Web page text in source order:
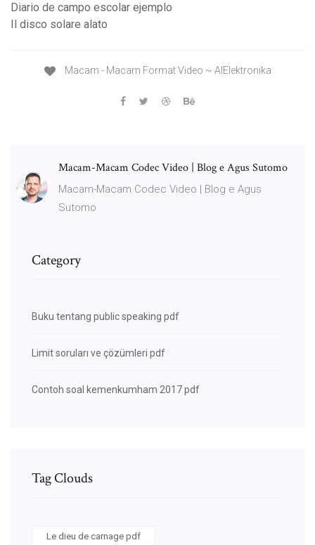
Diario de campo escolar ejemplo
Il disco solare alato
Macam - Macam Format Video ~ AlElektronika
Macam-Macam Codec Video | Blog e Agus Sutomo
Macam-Macam Codec Video | Blog e Agus
Sutomo
Category
Buku tentang public speaking pdf
Limit soruları ve çözümleri pdf
Contoh soal kemenkumham 2017 pdf
Tag Clouds
Le dieu de carnage pdf